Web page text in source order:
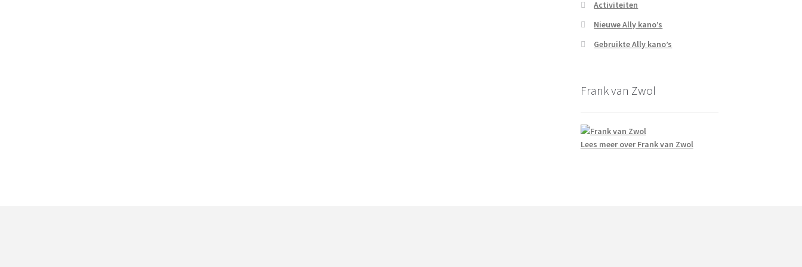
Activiteiten
Nieuwe Ally kano’s
Gebruikte Ally kano’s
Frank van Zwol
Lees meer over Frank van Zwol